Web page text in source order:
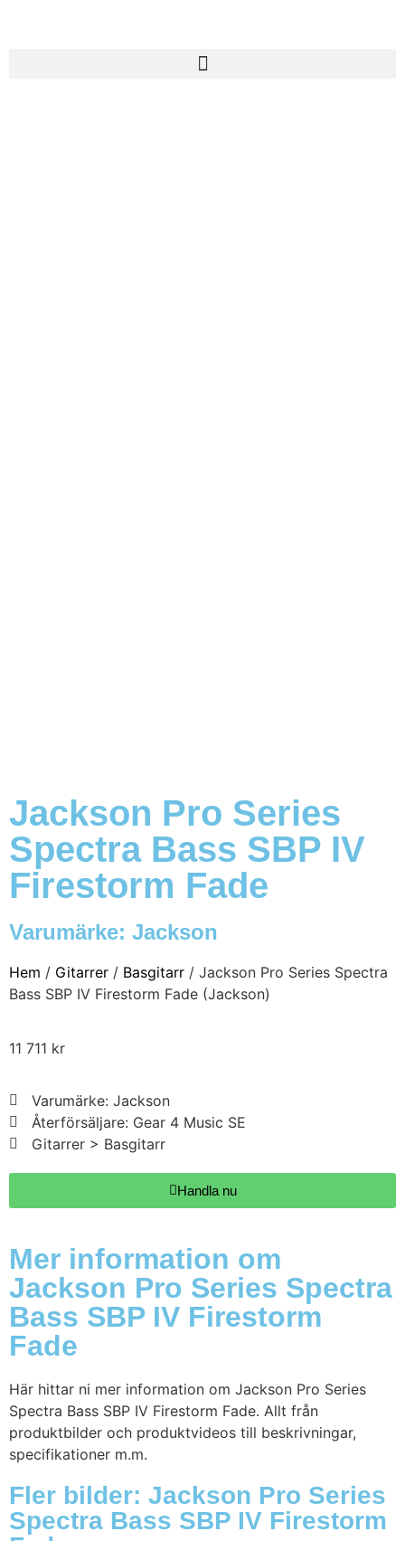
Jackson Pro Series
Spectra Bass SBP IV
Firestorm Fade
Varumärke: Jackson
Hem / Gitarrer / Basgitarr / Jackson Pro Series Spectra
Bass SBP IV Firestorm Fade (Jackson)
11 711 kr
Varumärke: Jackson
Återförsäljare: Gear 4 Music SE
Gitarrer > Basgitarr
Handla nu
Mer information om
Jackson Pro Series Spectra
Bass SBP IV Firestorm
Fade
Här hittar ni mer information om Jackson Pro Series
Spectra Bass SBP IV Firestorm Fade. Allt från
produktbilder och produktvideos till beskrivningar,
specifikationer m.m.
Fler bilder: Jackson Pro Series
Spectra Bass SBP IV Firestorm